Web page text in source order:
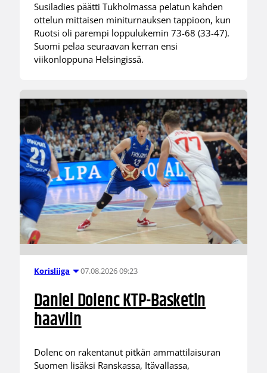
Susiladies päätti Tukholmassa pelatun kahden
ottelun mittaisen miniturnauksen tappioon, kun
Ruotsi oli parempi loppulukemin 73-68 (33-47).
Suomi pelaa seuraavan kerran ensi
viikonloppuna Helsingissä.
Korisliiga 07.08.2026 09:23
Daniel Dolenc KTP-Basketin
haaviin
Dolenc on rakentanut pitkän ammattilaisuran
Suomen lisäksi Ranskassa, Itävallassa,